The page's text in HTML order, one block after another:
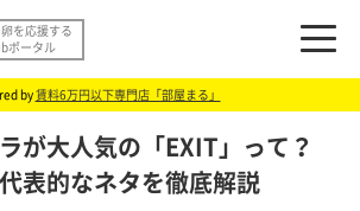
を応援する
ポータル
by 賃料6万円以下専門店「部屋まる」
が大人気の「EXIT」って？
表的なネタを徹底解説